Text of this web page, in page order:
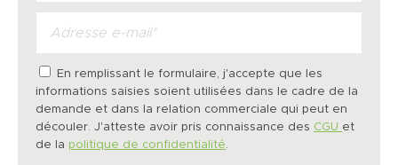
En remplissant le formulaire, j'accepte que les
informations saisies soient utilisées dans le cadre de la
demande et dans la relation commerciale qui peut en
découler. J'atteste avoir pris connaissance des CGU et
de la politique de confidentialité.